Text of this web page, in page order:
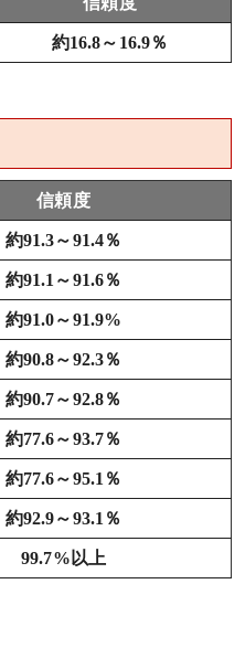
約16.8～16.9％
信頼度
約91.3～91.4％
約91.1～91.6％
約91.0～91.9%
約90.8～92.3％
約90.7～92.8％
約77.6～93.7％
約77.6～95.1％
約92.9～93.1％
99.7%以上